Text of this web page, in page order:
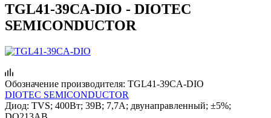
TGL41-39CA-DIO - DIOTEC
SEMICONDUCTOR
Обозначение производителя: TGL41-39CA-DIO
DIOTEC SEMICONDUCTOR
Диод: TVS; 400Вт; 39В; 7,7А; двунаправленный; ±5%;